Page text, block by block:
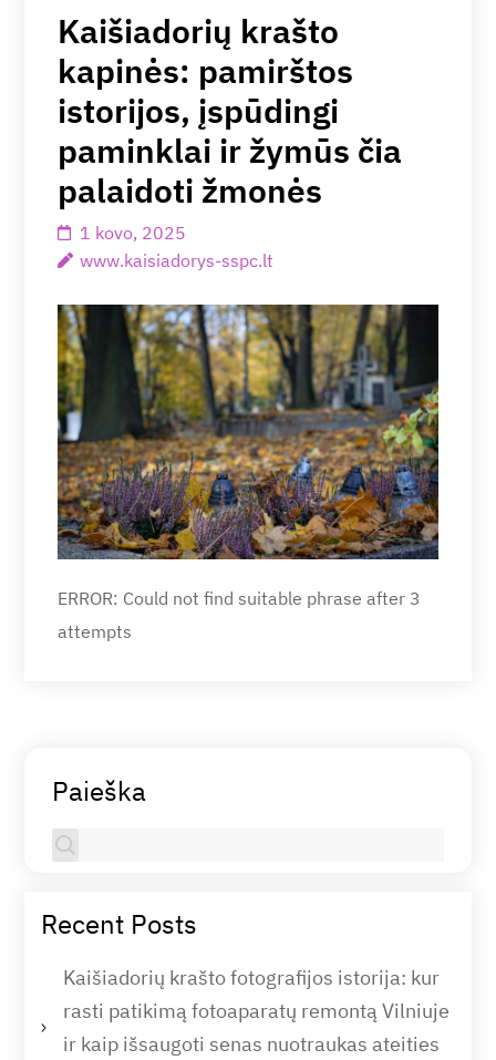
Kaišiadorių krašto
kapinės: pamirštos
istorijos, įspūdingi
paminklai ir žymūs čia
palaidoti žmonės
1 kovo, 2025
www.kaisiadorys-sspc.lt
ERROR: Could not find suitable phrase after 3
attempts
Paieška
Recent Posts
Kaišiadorių krašto fotografijos istorija: kur
rasti patikimą fotoaparatų remontą Vilniuje
ir kaip išsaugoti senas nuotraukas ateities